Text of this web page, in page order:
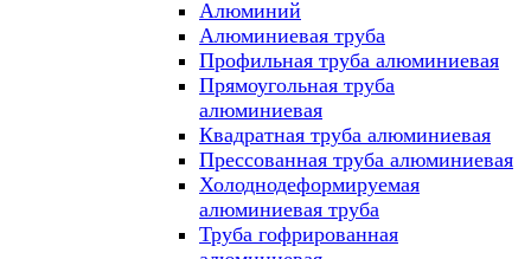
Алюминий
Алюминиевая труба
Профильная труба алюминиевая
Прямоугольная труба
алюминиевая
Квадратная труба алюминиевая
Прессованная труба алюминиевая
Холоднодеформируемая
алюминиевая труба
Труба гофрированная